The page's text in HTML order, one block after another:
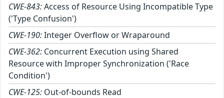
CWE-843:Access of Resource Using Incompatible Type
('Type Confusion')
CWE-190:Integer Overflow or Wraparound
CWE-362: Concurrent Execution using Shared
Resource with Improper Synchronization ('Race
Condition')
CWE-125: Out-of-bounds Read